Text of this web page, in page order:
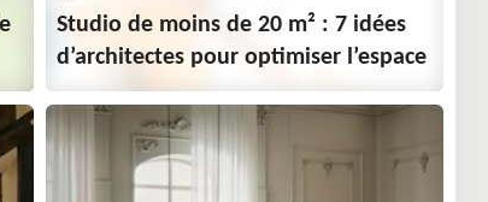
Studio de moins de 20 m² : 7 idées
d’architectes pour optimiser l’espace